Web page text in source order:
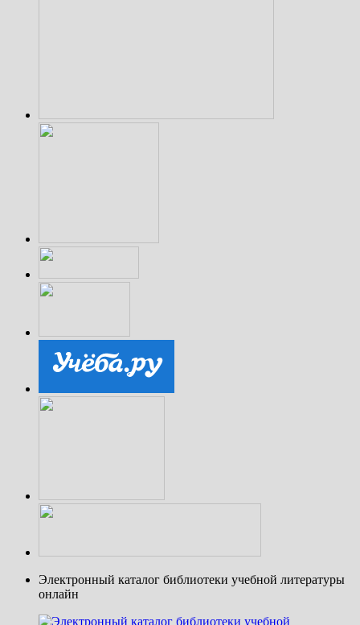
Электронный каталог библиотеки учебной литературы
онлайн